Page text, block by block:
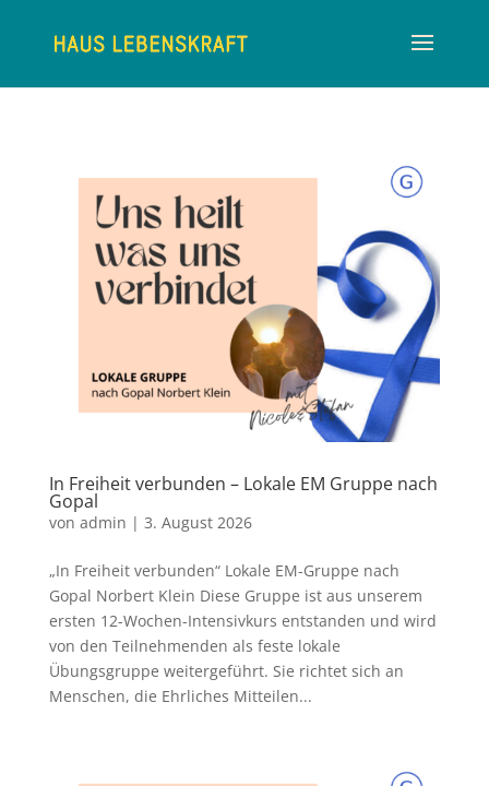
In Freiheit verbunden – Lokale EM Gruppe nach
Gopal
von admin | 3. August 2026
„In Freiheit verbunden“ Lokale EM-Gruppe nach
Gopal Norbert Klein Diese Gruppe ist aus unserem
ersten 12-Wochen-Intensivkurs entstanden und wird
von den Teilnehmenden als feste lokale
Übungsgruppe weitergeführt. Sie richtet sich an
Menschen, die Ehrliches Mitteilen...